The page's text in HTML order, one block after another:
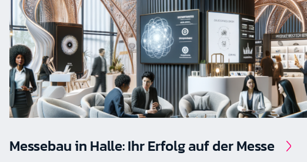
Messebau in Halle: Ihr Erfolg auf der Messe